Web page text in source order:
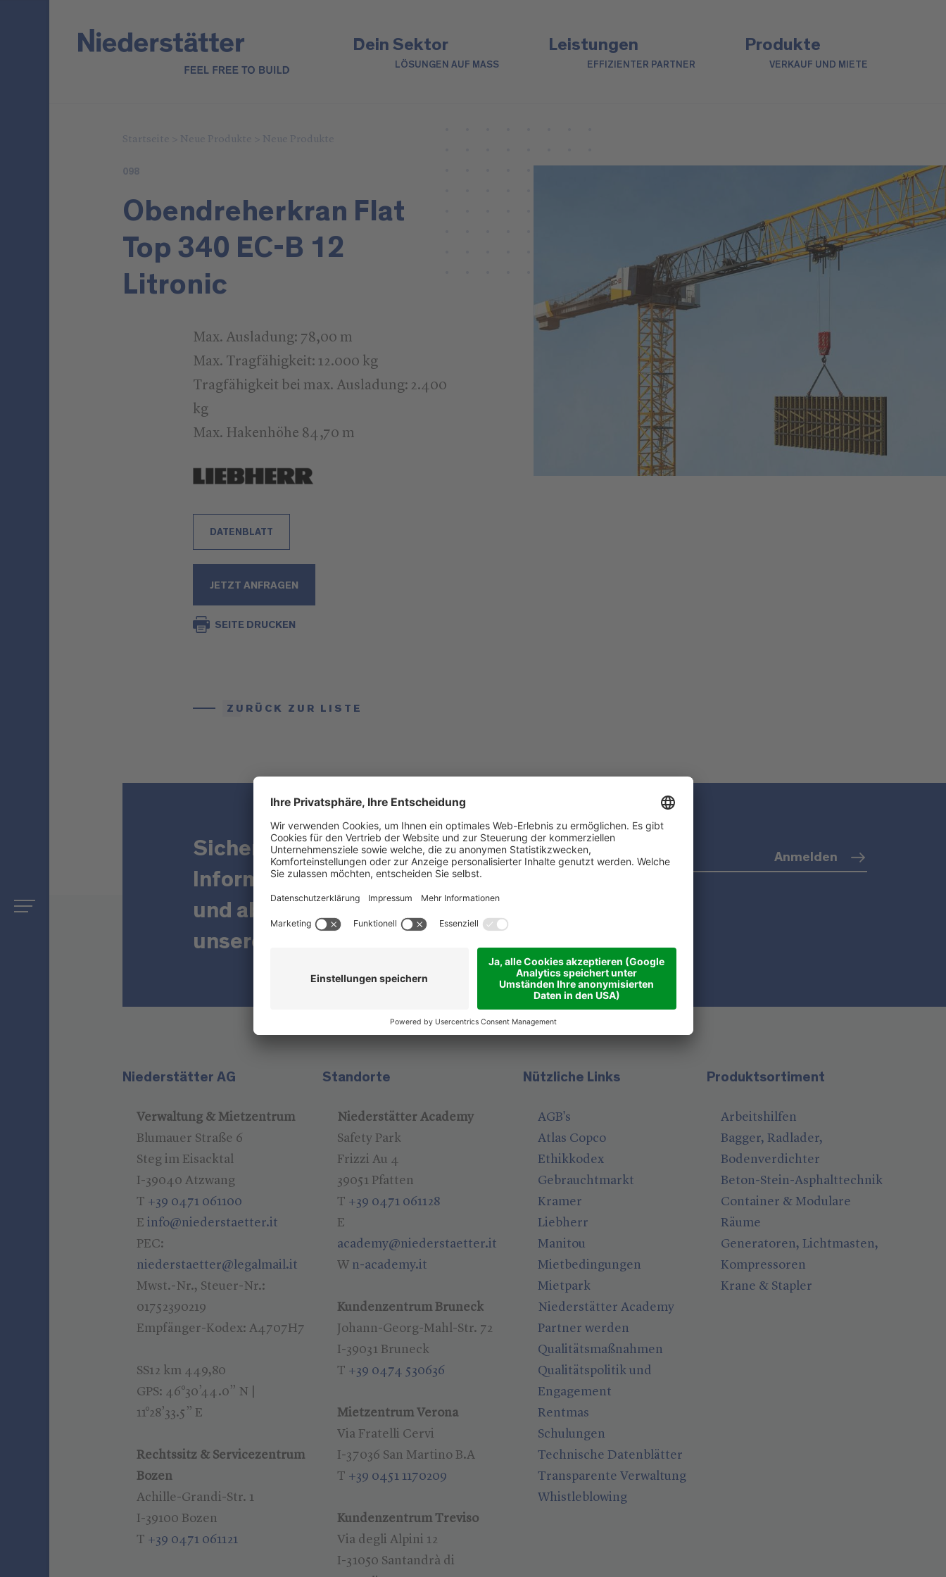
Dein Sektor
LÖSUNGEN AUF MASS
Leistungen
EFFIZIENTER PARTNER
Produkte
VERKAUF UND MIETE
098
Obendreherkran Flat
Top 340 EC-B 12
Litronic
Max. Ausladung: 78,00 m
Max. Tragfähigkeit: 12.000 kg
Tragfähigkeit bei max. Ausladung: 2.400
kg
Max. Hakenhöhe 84,70 m
DATENBLATT
JETZT ANFRAGEN
SEITE DRUCKEN
ZURÜCK ZUR LISTE
Startseite > Neue Produkte > Neue Produkte
Sichern Sie sich Ihren
Informationsvorsprung
und abonnieren Sie
unseren Newsletter!
Anmelden
Niederstätter AG
Verwaltung & Mietzentrum
Blumauer Straße 6
Steg im Eisacktal
I-39040 Atzwang
T +39 0471 061100
E info@niederstaetter.it
PEC:
niederstaetter@legalmail.it
Mwst.-Nr., Steuer-Nr.:
01752390219
Empfänger-Kodex: A4707H7
SS12 km 449,80
GPS: 46°30’44.0” N |
11°28’33.5” E
Rechtssitz & Servicezentrum
Bozen
Achille-Grandi-Str. 1
I-39100 Bozen
T +39 0471 061121
Standorte
Niederstätter Academy
Safety Park
Frizzi Au 4
39051 Pfatten
T +39 0471 061128
E
academy@niederstaetter.it
W n-academy.it
Kundenzentrum Bruneck
Johann-Georg-Mahl-Str. 72
I-39031 Bruneck
T +39 0474 530636
Mietzentrum Verona
Via Fratelli Cervi
I-37036 San Martino B.A
T +39 0451 1170209
Kundenzentrum Treviso
Via degli Alpini 12
I-31050 Santandrà di
Nützliche Links
AGB's
Atlas Copco
Ethikkodex
Gebrauchtmarkt
Kramer
Liebherr
Manitou
Mietbedingungen
Mietpark
Niederstätter Academy
Partner werden
Qualitätsmaßnahmen
Qualitätspolitik und
Engagement
Rentmas
Schulungen
Technische Datenblätter
Transparente Verwaltung
Whistleblowing
Produktsortiment
Arbeitshilfen
Bagger, Radlader,
Bodenverdichter
Beton-Stein-Asphalttechnik
Container & Modulare
Räume
Generatoren, Lichtmasten,
Kompressoren
Krane & Stapler